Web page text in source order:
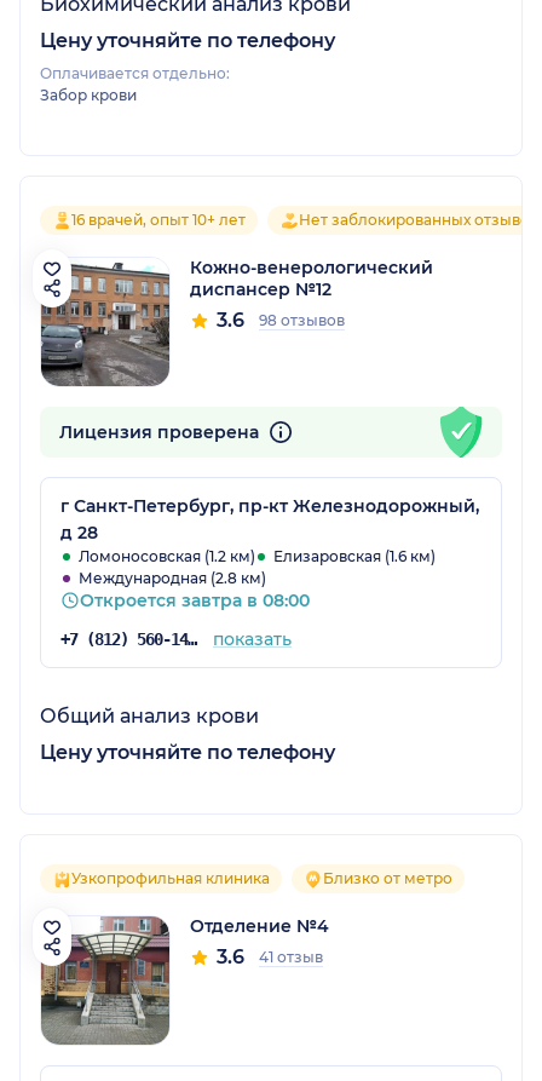
Цену уточняйте по телефону
Оплачивается отдельно:
Забор крови
16 врачей, опыт 10+ лет Нет заблокированных отзывов
Кожно-венерологический
диспансер №12
3.6 98 отзывов
Лицензия проверена
г Санкт-Петербург, пр-кт Железнодорожный,
д 28
Ломоносовская (1.2 км)
Елизаровская (1.6 км)
Международная (2.8 км)
Откроется завтра в 08:00
+7 (812) 560-14-70 показать
Общий анализ крови
Цену уточняйте по телефону
Узкопрофильная клиника Близко от метро
Отделение №4
3.6 41 отзыв